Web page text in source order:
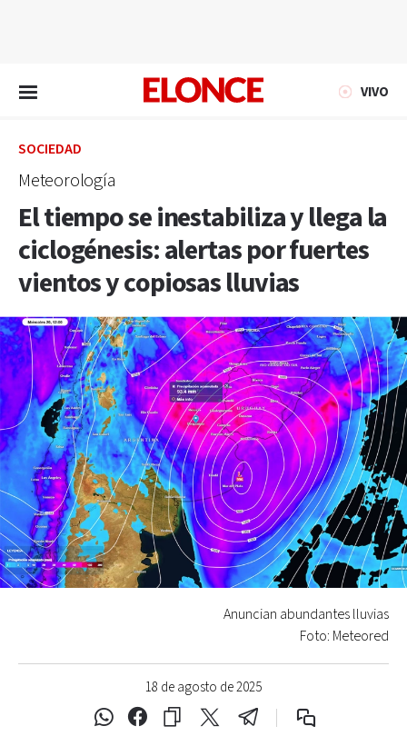
VIVO
SOCIEDAD
Meteorología
El tiempo se inestabiliza y llega la
ciclogénesis: alertas por fuertes
vientos y copiosas lluvias
18 de agosto de 2025
Anuncian abundantes lluvias
Foto: Meteored